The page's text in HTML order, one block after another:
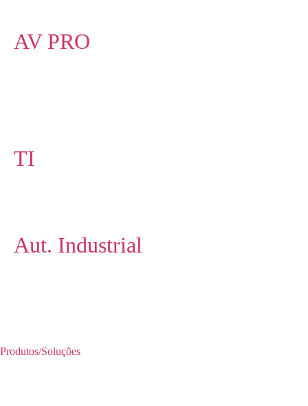
AV PRO
TI
Aut. Industrial
Produtos/Soluções